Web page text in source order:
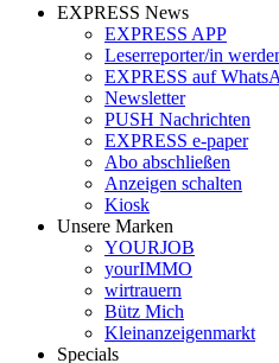
EXPRESS News
EXPRESS APP
Leserreporter/in
EXPRESS auf
Newsletter
PUSH Nachrichten
EXPRESS e-paper
Abo abschließen
Anzeigen schalten
Kiosk
Unsere Marken
YOURJOB
yourIMMO
wirtrauern
Bütz Mich
Kleinanzeigenmarkt
Specials